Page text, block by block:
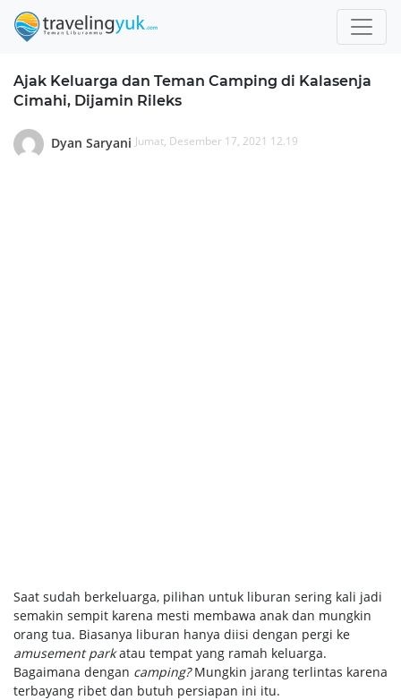
Ajak Keluarga dan Teman Camping di Kalasenja
Cimahi, Dijamin Rileks
Dyan Saryani Jumat, Desember 17, 2021 12.19
Saat sudah berkeluarga, pilihan untuk liburan sering kali jadi
semakin sempit karena mesti membawa anak dan mungkin
orang tua. Biasanya liburan hanya diisi dengan pergi ke
amusement parkatau tempat yang ramah keluarga.
Bagaimana dengan camping?Mungkin jarang terlintas karena
terbayang ribet dan butuh persiapan ini itu.